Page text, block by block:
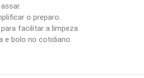
o preparo.
facilitar a limpeza.
e bolo no cotidiano.